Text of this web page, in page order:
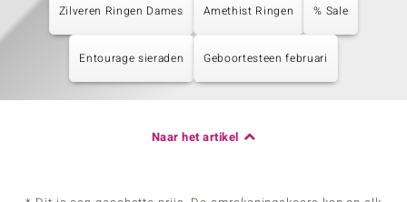
Zilveren Ringen Dames Amethist Ringen % Sale
Entourage sieraden Geboortesteen februari
Naar het artikel